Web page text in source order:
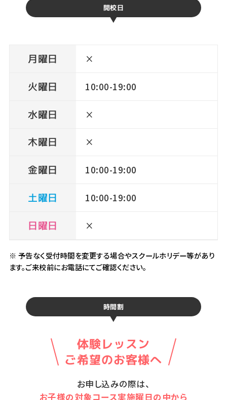
開校日
月曜日
火曜日
水曜日
木曜日
金曜日
土曜日
日曜日
×
10:00-19:00
×
×
10:00-19:00
10:00-19:00
×
※ 予告なく受付時間を変更する場合やスクールホリデー等があり
ます。ご来校前にお電話にてご確認ください。
時間割
体験レッスン
ご希望のお客様へ
お申し込みの際は、
お子様の対象コース実施曜日の中から